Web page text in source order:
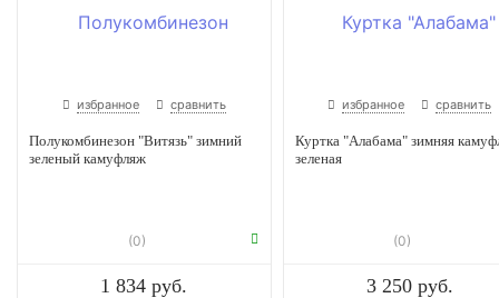
избранное сравнить
Полукомбинезон "Витязь" зимний
зеленый камуфляж
(0)
1 834 руб.
избранное сравнить
Куртка "Алабама" зимняя
зеленая
(0)
3 250 руб.